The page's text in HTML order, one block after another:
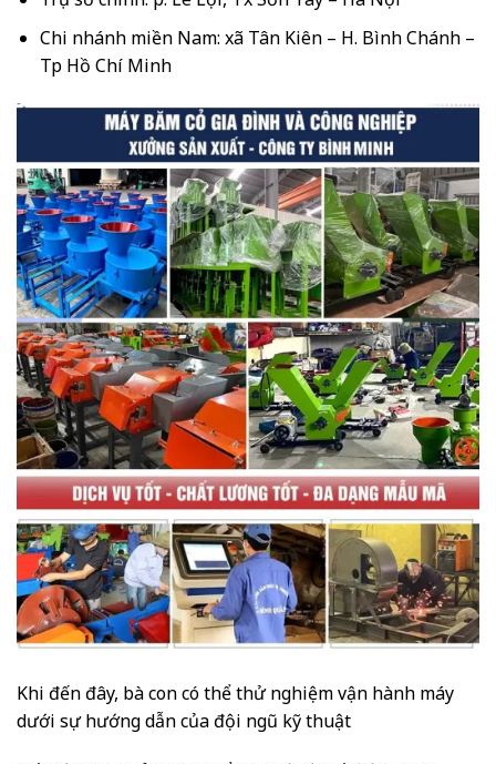
Chi nhánh miền Nam: xã Tân Kiên – H. Bình Chánh –
Tp Hồ Chí Minh
Khi đến đây, bà con có thể thử nghiệm vận hành máy
dưới sự hướng dẫn của đội ngũ kỹ thuật